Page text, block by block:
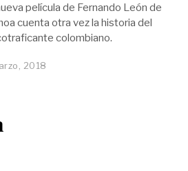
película de Fernando León de
cuenta otra vez la historia del
colombiano.
2018